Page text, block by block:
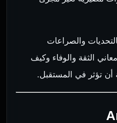
والصراعات
الثقة والوفاء وكيف
أن تؤثر في المستقبل.